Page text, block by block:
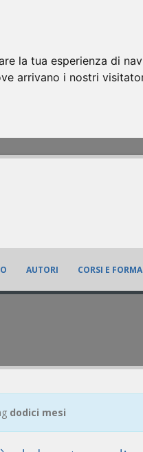
la tua esperienza di
arrivano i nostri
AUTORI CORSI E
dodici mesi